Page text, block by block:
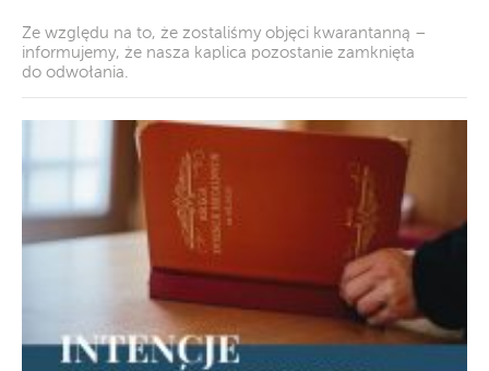
Ze względu na to, że zostaliśmy objęci kwarantanną –
informujemy, że nasza kaplica pozostanie zamknięta
do odwołania.